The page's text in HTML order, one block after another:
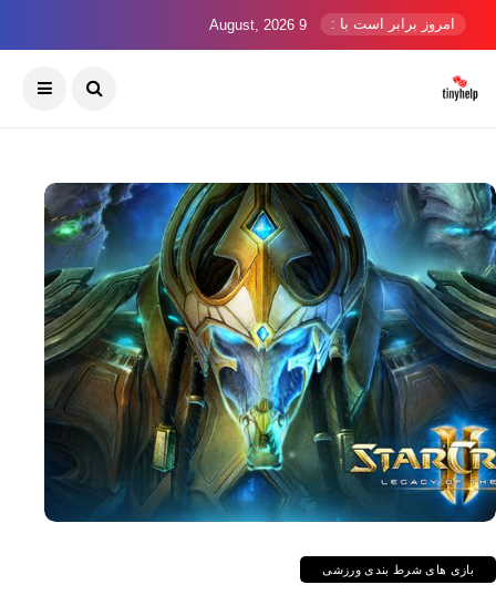
امروز برابر است با : 9 August, 2026
بازی های شرط بندی ورزشی